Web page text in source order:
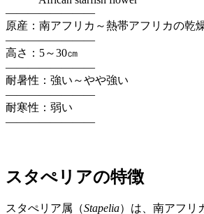
————————
原産：南アフリカ～熱帯アフリカの乾
————————
高さ：5～30㎝
————————
耐暑性：強い～やや強い
————————
耐寒性：弱い
————————
スタぺリアの特徴
スタぺリア属（Stapelia）は、南アフリ